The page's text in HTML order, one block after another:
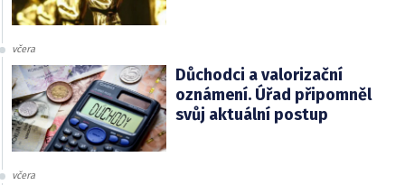
včera
Důchodci a valorizační
oznámení. Úřad připomněl
svůj aktuální postup
včera